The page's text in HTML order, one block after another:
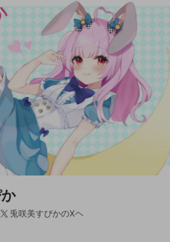
兎咲美すぴかのXヘ